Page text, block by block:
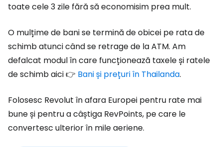
toate cele 3 zile fără să economisim prea mult.
O mulțime de bani se termină de obicei pe rata de
schimb atunci când se retrage de la ATM. Am
defalcat modul în care funcționează taxele și ratele
de schimb aici 👉 Bani și prețuri în Thailanda.
Folosesc Revolut în afara Europei pentru rate mai
bune și pentru a câștiga RevPoints, pe care le
convertesc ulterior în mile aeriene.